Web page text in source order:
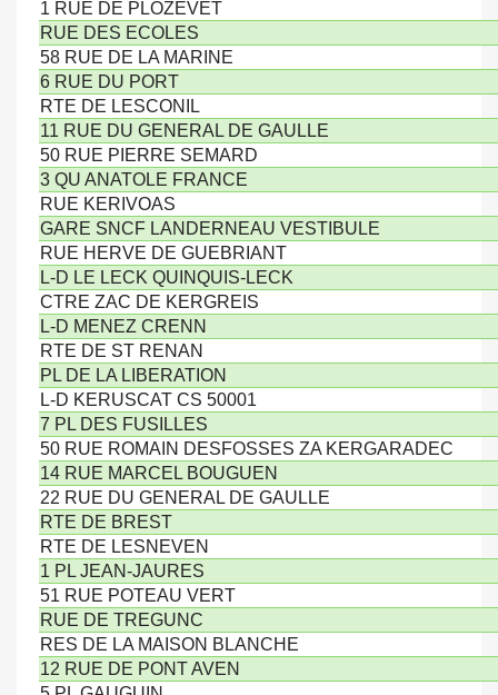
1 RUE DE PLOZEVET
RUE DES ECOLES
58 RUE DE LA MARINE
6 RUE DU PORT
RTE DE LESCONIL
11 RUE DU GENERAL DE GAULLE
50 RUE PIERRE SEMARD
3 QU ANATOLE FRANCE
RUE KERIVOAS
GARE SNCF LANDERNEAU VESTIBULE
RUE HERVE DE GUEBRIANT
L-D LE LECK QUINQUIS-LECK
CTRE ZAC DE KERGREIS
L-D MENEZ CRENN
RTE DE ST RENAN
PL DE LA LIBERATION
L-D KERUSCAT CS 50001
7 PL DES FUSILLES
50 RUE ROMAIN DESFOSSES ZA KERGARADEC
14 RUE MARCEL BOUGUEN
22 RUE DU GENERAL DE GAULLE
RTE DE BREST
RTE DE LESNEVEN
1 PL JEAN-JAURES
51 RUE POTEAU VERT
RUE DE TREGUNC
RES DE LA MAISON BLANCHE
12 RUE DE PONT AVEN